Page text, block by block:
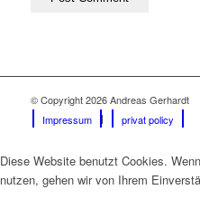
© Copyright 2026 Andreas Gerhardt
Impressum
privat policy
Diese Website benutzt Cookies.
nutzen, gehen wir von Ihrem